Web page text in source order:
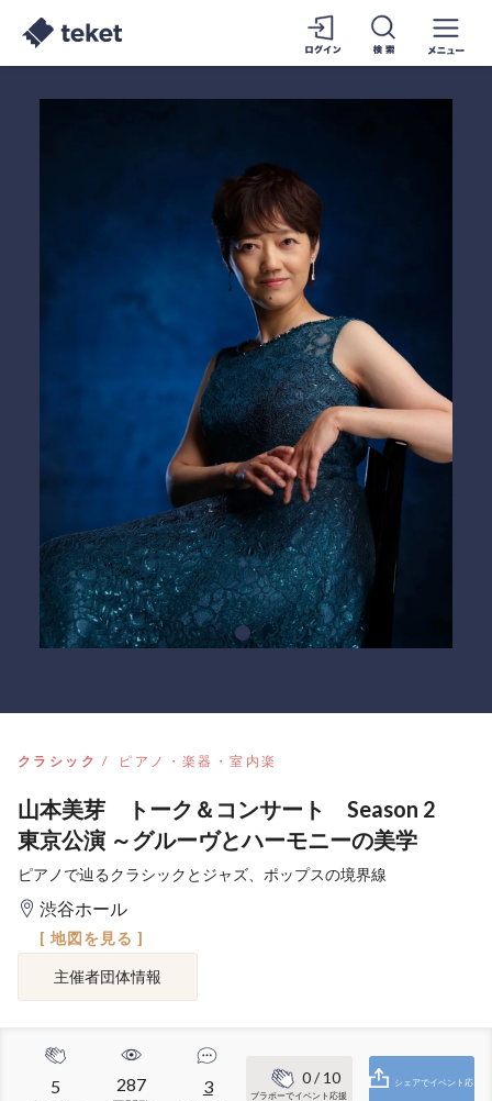
クラシック ピアノ・楽器・室内楽
山本美芽 トーク＆コンサート Season 2
東京公演 ～グルーヴとハーモニーの美学
ピアノで辿るクラシックとジャズ、ポップスの境界線
渋谷ホール
[ 地図を見る ]
主催者団体情報
5 287 3 0/ 10
ブラボーでイベント応援
シェアでイベント応